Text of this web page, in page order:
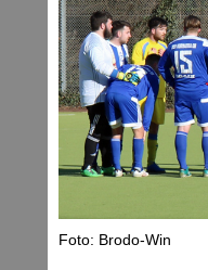
Foto: Brodo-Win